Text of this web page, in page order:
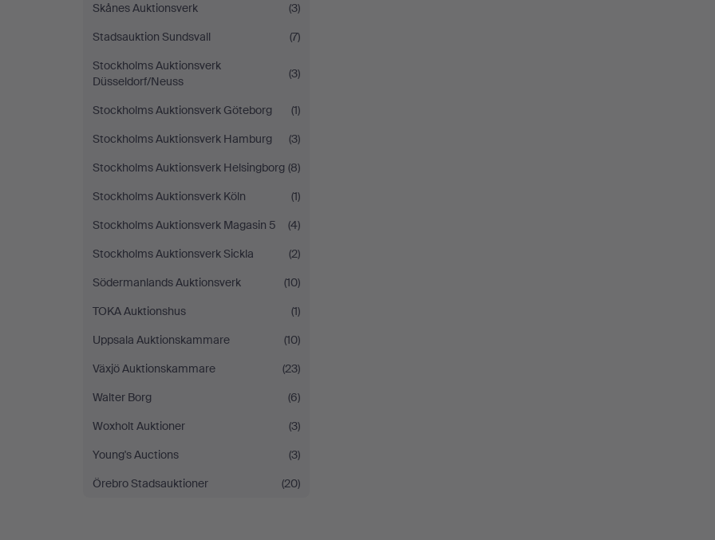
Skånes Auktionsverk
(3)
Stadsauktion Sundsvall
(7)
Stockholms Auktionsverk
Düsseldorf/Neuss
(3)
Stockholms Auktionsverk Göteborg
(1)
Stockholms Auktionsverk Hamburg
(3)
Stockholms Auktionsverk Helsingborg (8)
Stockholms Auktionsverk Köln
(1)
Stockholms Auktionsverk Magasin 5
(4)
Stockholms Auktionsverk Sickla
(2)
Södermanlands Auktionsverk
(10)
TOKA Auktionshus
(1)
Uppsala Auktionskammare
(10)
Växjö Auktionskammare
(23)
Walter Borg
(6)
Woxholt Auktioner
(3)
Young's Auctions
(3)
Örebro Stadsauktioner
(20)